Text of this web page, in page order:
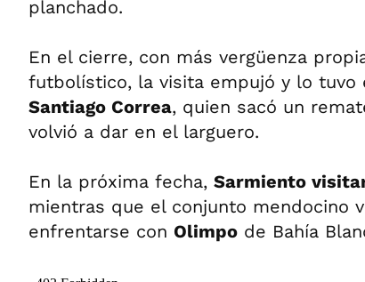
planchado.
En el cierre, con más vergüenza
futbolístico, la visita empujó y lo tuvo
Santiago Correa, quien sacó un
volvió a dar en el larguero.
En la próxima fecha, Sarmiento
mientras que el conjunto mendocino
enfrentarse con Olimpo de Bahía